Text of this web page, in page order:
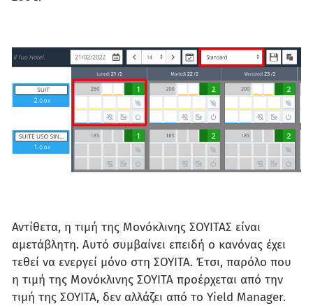
Αντίθετα, η τιμή της Μονόκλινης ΣΟΥΙΤΑΣ είναι
αμετάβλητη. Αυτό συμβαίνει επειδή ο κανόνας έχει
τεθεί να ενεργεί μόνο στη ΣΟΥΙΤΑ. Έτσι, παρόλο που
η τιμή της Μονόκλινης ΣΟΥΙΤΑ προέρχεται από την
τιμή της ΣΟΥΙΤΑ, δεν αλλάζει από το Yield Manager.